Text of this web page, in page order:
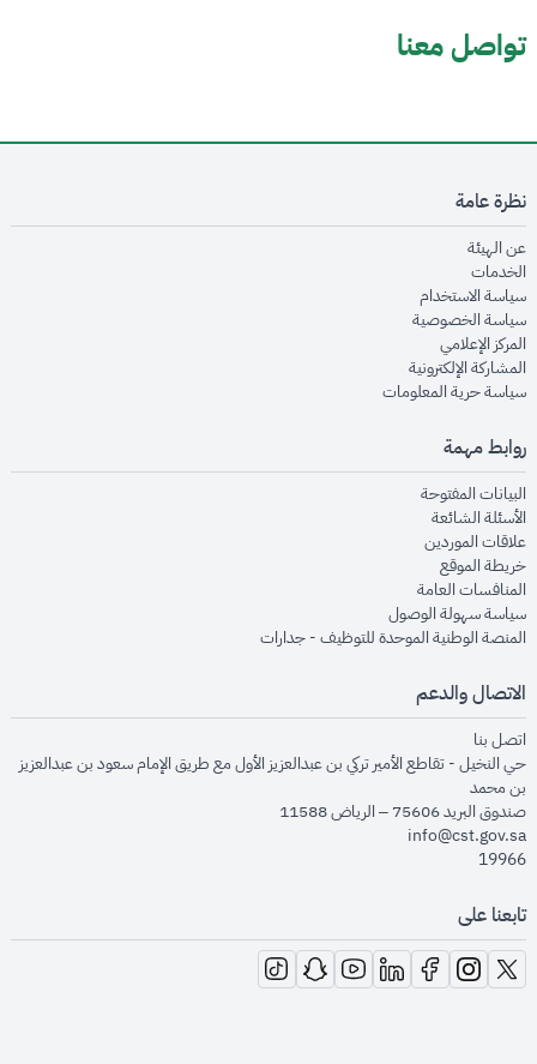
تواصل معنا
نظرة عامة
عن الهيئةopens in new window
الخدماتopens in new window
سياسة الاستخدام
سياسة الخصوصيةopens in new window
المركز الإعلاميopens in new window
المشاركة الإلكترونيةopens in new window
سياسة حرية المعلوماتopens in new window
روابط مهمة
البيانات المفتوحةopens in new window
الأسئلة الشائعةopens in new window
علاقات الموردينopens in new window
خريطة الموقعopens in new window
المنافسات العامةopens in new window
سياسة سهولة الوصولopens in new window
المنصة الوطنية الموحدة للتوظيف - جداراتopens in new window
الاتصال والدعم
اتصل بنا
حي النخيل - تقاطع الأمير تركي بن عبدالعزيز الأول مع طريق الإمام سعود بن عبدالعزيز
بن محمد
صندوق البريد 75606 – الرياض 11588
info@cst.gov.sa
19966
تابعنا على
opens in new window
opens in new window
opens in new window
opens in new window
opens in new window
opens in new window
opens in new window